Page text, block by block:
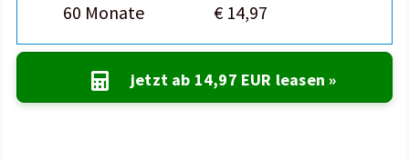
60 Monate
€ 14,97
jetzt ab 14,97 EUR leasen »